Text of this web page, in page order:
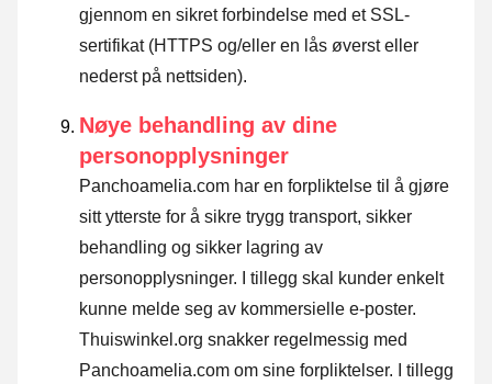
gjennom en sikret forbindelse med et SSL-
sertifikat (HTTPS og/eller en lås øverst eller
nederst på nettsiden).
Nøye behandling av dine
personopplysninger
Panchoamelia.com har en forpliktelse til å gjøre
sitt ytterste for å sikre trygg transport, sikker
behandling og sikker lagring av
personopplysninger. I tillegg skal kunder enkelt
kunne melde seg av kommersielle e-poster.
Thuiswinkel.org snakker regelmessig med
Panchoamelia.com om sine forpliktelser. I tillegg